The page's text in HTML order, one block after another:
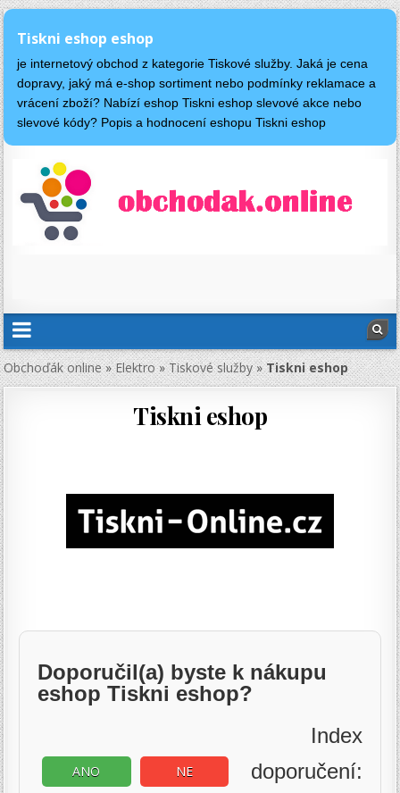
Tiskni eshop eshop
je internetový obchod z kategorie Tiskové služby. Jaká je cena
dopravy, jaký má e-shop sortiment nebo podmínky reklamace a
vrácení zboží? Nabízí eshop Tiskni eshop slevové akce nebo
slevové kódy? Popis a hodnocení eshopu Tiskni eshop
Obchoďák online»Elektro»Tiskové služby»Tiskni eshop
Tiskni eshop
Doporučil(a) byste k nákupu
eshop Tiskni eshop?
ANO NE
Index
doporučení: